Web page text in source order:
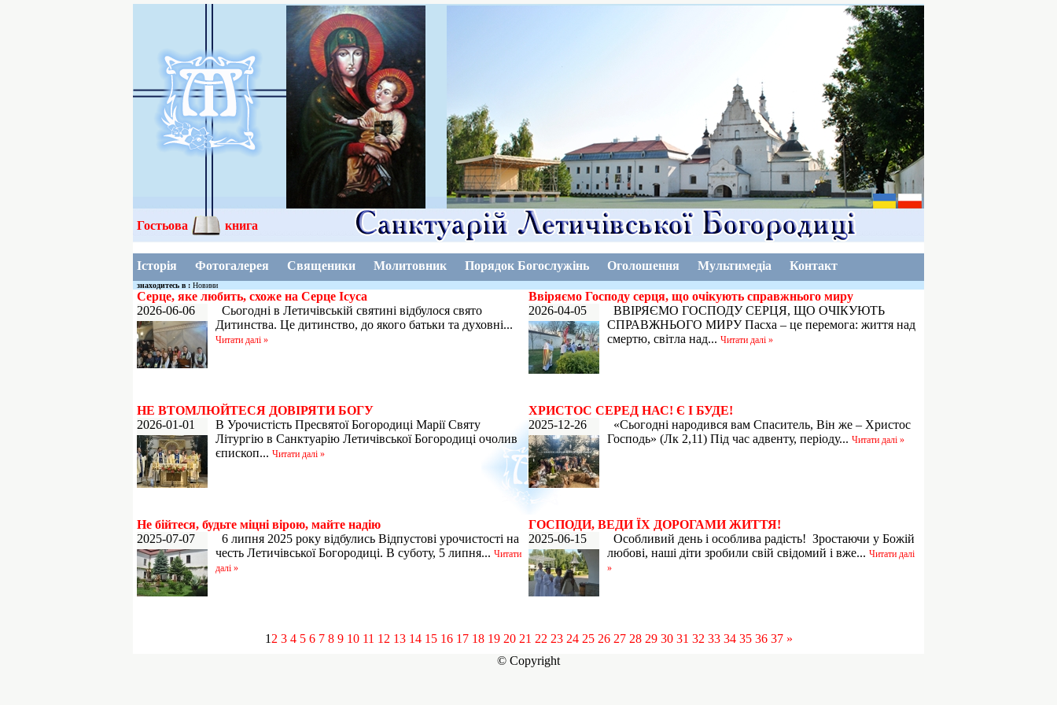
Гостьова книга
Історія Фотогалерея Священики Молитовник Порядок Богослужінь Оголошення Мультимедіа Контакт
знаходитесь в : Новини
Серце, яке любить, схоже на Серце Ісуса
2026-06-06
Сьогодні в Летичівській святині відбулося свято
Дитинства. Це дитинство, до якого батьки та духовні...
Читати далі »
Ввіряємо Господу серця, що очікують справжнього миру
2026-04-05
ВВІРЯЄМО ГОСПОДУ СЕРЦЯ, ЩО ОЧІКУЮТЬ
СПРАВЖНЬОГО МИРУ Пасха – це перемога: життя над
смертю, світла над... Читати далі »
НЕ ВТОМЛЮЙТЕСЯ ДОВІРЯТИ БОГУ
2026-01-01
В Урочистість Пресвятої Богородиці Марії Святу
Літургію в Санктуарію Летичівської Богородиці очолив
єпископ... Читати далі »
ХРИСТОС СЕРЕД НАС! Є І БУДЕ!
2025-12-26
«Сьогодні народився вам Спаситель, Він же – Христос
Господь» (Лк 2,11) Під час адвенту, періоду... Читати далі »
Не бійтеся, будьте міцні вірою, майте надію
2025-07-07
6 липня 2025 року відбулись Відпустові урочистості на
честь Летичівської Богородиці. В суботу, 5 липня... Читати
далі »
ГОСПОДИ, ВЕДИ ЇХ ДОРОГАМИ ЖИТТЯ!
2025-06-15
Особливий день і особлива радість! Зростаючи у Божій
любові, наші діти зробили свій свідомий і вже... Читати далі
»
1 2 3 4 5 6 7 8 9 10 11 12 13 14 15 16 17 18 19 20 21 22 23 24 25 26 27 28 29 30 31 32 33 34 35 36 37 »
© Copyright